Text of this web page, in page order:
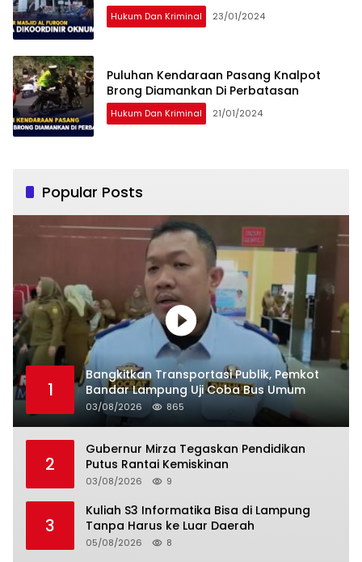
Hukum Dan Kriminal 23/01/2024
Puluhan Kendaraan Pasang Knalpot
Brong Diamankan Di Perbatasan
Hukum Dan Kriminal 21/01/2024
Popular Posts
1
Bangkitkan Transportasi Publik, Pemkot
Bandar Lampung Uji Coba Bus Umum
03/08/2026 865
2
Gubernur Mirza Tegaskan Pendidikan
Putus Rantai Kemiskinan
03/08/2026 9
3
Kuliah S3 Informatika Bisa di Lampung
Tanpa Harus ke Luar Daerah
05/08/2026 8